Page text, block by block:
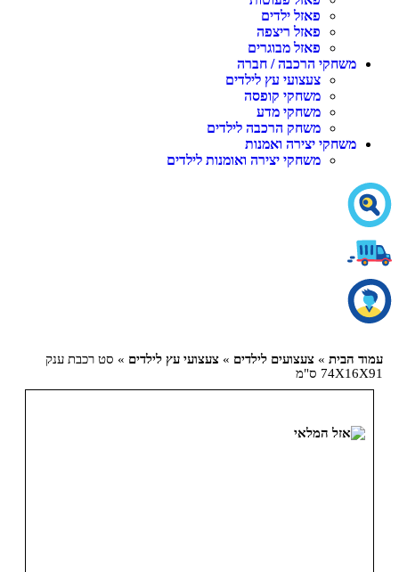
פאזל ילדים
פאזל ריצפה
פאזל מבוגרים
משחקי הרכבה / חברה
צעצועי עץ לילדים
משחקי קופסה
משחקי מדע
משחק הרכבה לילדים
משחקי יצירה ואמנות
משחקי יצירה ואומנות לילדים
עמוד הבית » צעצועים לילדים » צעצועי עץ לילדים » סט רכבת ענק
74X16X91 ס"מ